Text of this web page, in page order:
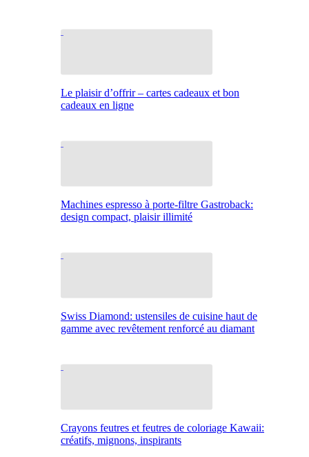
Le plaisir d’offrir – cartes cadeaux et bon
cadeaux en ligne
Machines espresso à porte-filtre Gastroback:
design compact, plaisir illimité
Swiss Diamond: ustensiles de cuisine haut de
gamme avec revêtement renforcé au diamant
Crayons feutres et feutres de coloriage Kawaii:
créatifs, mignons, inspirants